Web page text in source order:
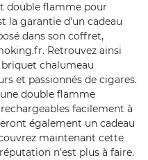
double flamme pour
la garantie d'un cadeau
dans son coffret,
Retrouvez ainsi
chalumeau
et passionnés de cigares.
double flamme
facilement à
également un cadeau
maintenant cette
n’est plus à faire.